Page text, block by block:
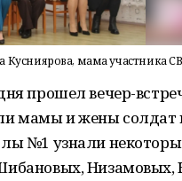
мама участника
прошел вечер-
мамы и жены солдат
№1 узнали
Низамовых,